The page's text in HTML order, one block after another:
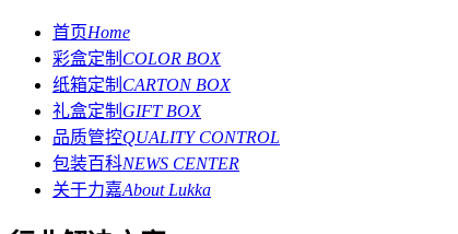
首页Home
彩盒定制 COLOR BOX
纸箱定制 CARTON BOX
礼盒定制 GIFT BOX
品质管控QUALITY CONTROL
包装百科NEWS CENTER
关于力嘉About Lukka